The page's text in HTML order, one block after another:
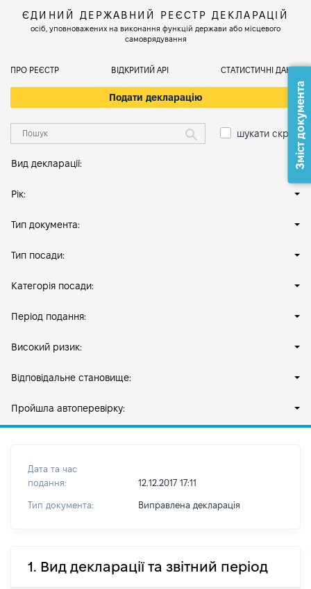
ЄДИНИЙ ДЕРЖАВНИЙ РЕЄСТР ДЕКЛАРАЦІЙ
осіб, уповноважених на виконання функцій держави або місцевого
самоврядування
ПРО РЕЄСТР ВІДКРИТИЙ АРІ СТАТИСТИЧНІ ДАНІ
Подати декларацію
шукати скрізь
Вид декларації:
Рік:
Тип документа:
Тип посади:
Категорія посади:
Період подання:
Високий ризик:
Відповідальне становище:
Пройшла автоперевірку:
Дата та час
подання:
12.12.2017 17:11
Тип документа: Виправлена декларація
1. Вид декларації та звітний період
Зміст документа